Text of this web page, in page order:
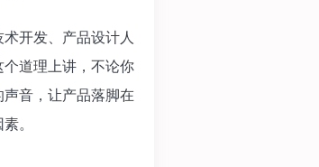
开发、产品设计人
道理上讲，不论你
音，让产品落脚在
。